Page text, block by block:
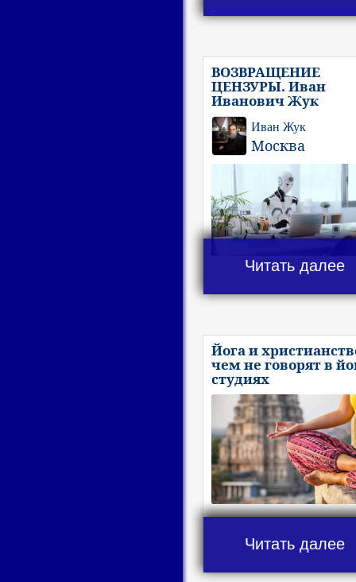
ВОЗВРАЩЕНИЕ
ЦЕНЗУРЫ. Иван
Иванович Жук
Иван Жук
Москва
Читать далее
Йога и
чем не говорят в
студиях
Читать далее